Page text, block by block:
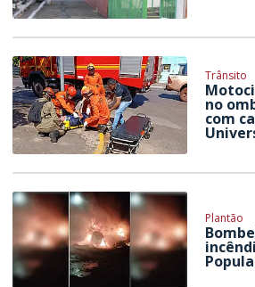
Trânsito
no
com
Plantão